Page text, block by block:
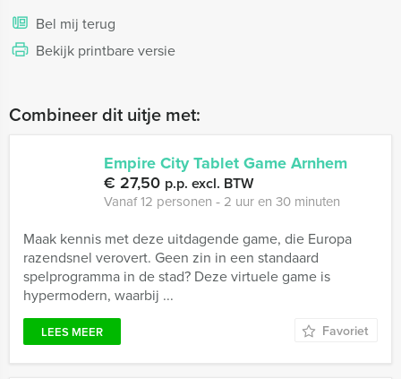
Bel mij terug
Bekijk printbare versie
Combineer dit uitje met:
Empire City Tablet Game Arnhem
€ 27,50 p.p. excl. BTW
Vanaf 12 personen ‐ 2 uur en 30 minuten
Maak kennis met deze uitdagende game, die Europa
razendsnel verovert. Geen zin in een standaard
spelprogramma in de stad? Deze virtuele game is
hypermodern, waarbij ...
LEES MEER Favoriet